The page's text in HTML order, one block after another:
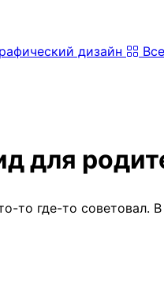
дизайн
для
где-то советовал. В